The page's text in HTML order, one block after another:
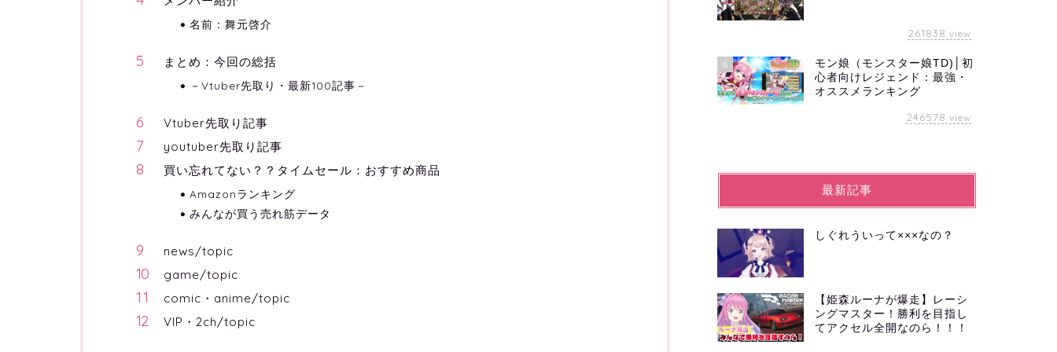
名前：舞元啓介
まとめ：今回の総括
－Vtuber先取り・最新100記事－
Vtuber先取り記事
youtuber先取り記事
買い忘れてない？？タイムセール：おすすめ商品
Amazonランキング
みんなが買う売れ筋データ
news/topic
game/topic
comic・anime/topic
VIP・2ch/topic
261838 view
6
モン娘（モンスター娘TD)│初
心者向けレジェンド：最強・
オススメランキング
246578 view
最新記事
しぐれういって×××なの？
【姫森ルーナが爆走】レーシ
ングマスター！勝利を目指し
てアクセル全開なのら！！！